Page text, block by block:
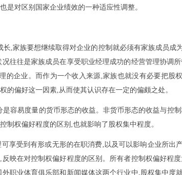
是对区别国家企业绩效的一种适应性调整。
,家族要想继续取得对企业的控制就必须有家族成员成
往往是家族成员在享受职业经理成功的经营管理协调所
企业。而作为一个收入来源,家族也就没有必要把股
偏好这一因素,从而使其认识存在一定的偏颇之处。
容易度量的货币形态的收益。非货币形态的收益与控
权偏好程度的区别,也就影响了股权集中程度。
享受到有形或无形的在职消费,以及可以影响企业所出
映在对控制权偏好程度的区别。所有者控制权偏好程
职业体育俱乐部和新闻媒体这两个行业中,股权集中度